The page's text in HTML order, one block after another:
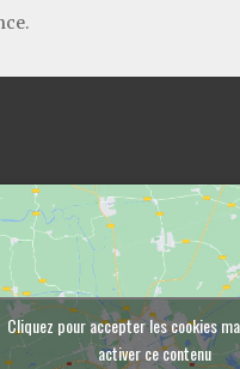
Cliquez pour accepter les cookies
activer ce contenu